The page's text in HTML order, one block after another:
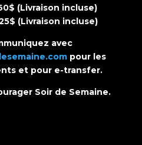
(Livraison incluse)
(Livraison incluse)
avec
pour les
et pour e-transfer.
Soir de Semaine.